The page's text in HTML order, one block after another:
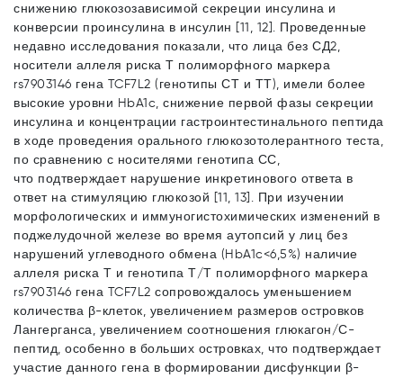
снижению глюкозозависимой секреции инсулина и
конверсии проинсулина в инсулин [11, 12]. Проведенные
недавно исследования показали, что лица без СД2,
носители аллеля риска Т полиморфного маркера
rs7903146 гена TCF7L2 (генотипы СТ и ТТ), имели более
высокие уровни HbA1c, снижение первой фазы секреции
инсулина и концентрации гастроинтестинального пептида
в ходе проведения орального глюкозотолерантного теста,
по сравнению с носителями генотипа СС,
что подтверждает нарушение инкретинового ответа в
ответ на стимуляцию глюкозой [11, 13]. При изучении
морфологических и иммуногистохимических изменений в
поджелудочной железе во время аутопсий у лиц без
нарушений углеводного обмена (HbA1c<6,5%) наличие
аллеля риска Т и генотипа Т/Т полиморфного маркера
rs7903146 гена TCF7L2 сопровождалось уменьшением
количества β-клеток, увеличением размеров островков
Лангерганса, увеличением соотношения глюкагон/С-
пептид, особенно в больших островках, что подтверждает
участие данного гена в формировании дисфункции β-